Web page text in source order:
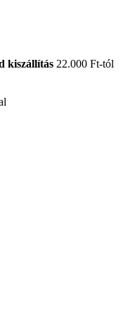
kiszállítás 22.000 Ft-tól